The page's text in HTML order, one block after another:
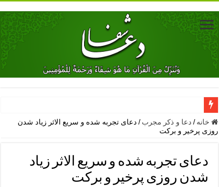
دعای جلب محبت فوری معشوق – دعای جلب محبت شوهر
دعای مشکل گشا برای رفع فقر – ذکرهای روزی‌ بخش
معجزات دعای یا من اظهر الجمیل – دعای یا من اظهر الجمیل برای
مهم ترین اذکار الهی و فضیلت آن ها – ذکر مخصوص مستجاب الدعوه
خانه / دعا و ذکر مجرب / دعای تجربه شده و سریع الاثر زیاد شدن
روزی پرخیر و برکت
دعای تجربه شده و سریع الاثر زیاد
شدن روزی پرخیر و برکت